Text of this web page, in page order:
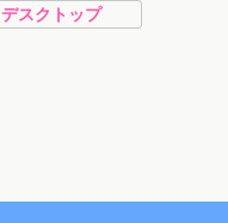
デスクトップ